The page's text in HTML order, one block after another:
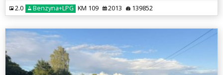
2.0 Benzyna+LPG KM 109 2013 139852